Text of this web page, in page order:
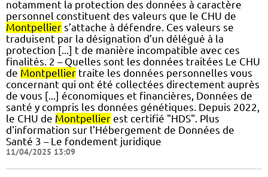
notamment la protection des données à caractère
personnel constituent des valeurs que le CHU de
Montpellier s’attache à défendre. Ces valeurs se
traduisent par la désignation d’un délégué à la
protection [...] t de manière incompatible avec ces
finalités. 2 – Quelles sont les données traitées Le CHU
de Montpellier traite les données personnelles vous
concernant qui ont été collectées directement auprès
de vous [...] économiques et financières, Données de
santé y compris les données génétiques. Depuis 2022,
le CHU de Montpellier est certifié "HDS". Plus
d'information sur l'Hébergement de Données de
Santé 3 – Le fondement juridique
11/04/2025 13:09